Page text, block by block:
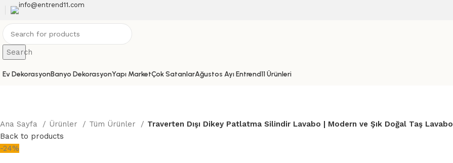
info@entrend11.com
Search
Ev DekorasyonBanyo DekorasyonYapı MarketÇok SatanlarAğustos Ayı Entrend11 Ürünleri
Ana Sayfa Ürünler Tüm Ürünler
Traverten Dışı Dikey Patlatma Silindir Lavabo | Modern ve Şık Doğal Taş Lavabo
Back to products
-24%